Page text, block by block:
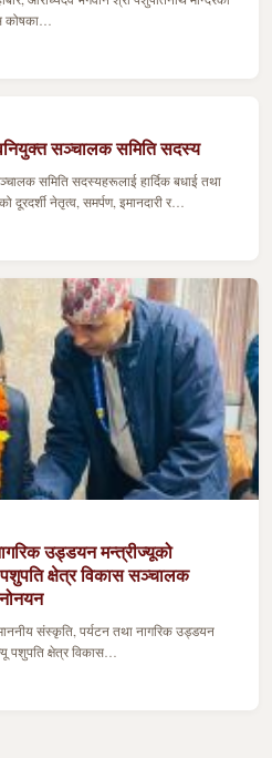
कोषका…
सञ्चालक समिति सदस्य
समिति सदस्यहरूलाई हार्दिक बधाई तथा
नेतृत्व, समर्पण, इमानदारी र…
उड्डयन मन्त्रीज्यूको
पशुपति क्षेत्र विकास सञ्चालक
संस्कृति, पर्यटन तथा नागरिक उड्डयन
पशुपति क्षेत्र विकास…